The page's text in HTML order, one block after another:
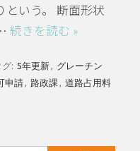
という。 断面形状
続きを読む »
グ: 5年更新, グレーチン
申請, 路政課 , 道路占用料